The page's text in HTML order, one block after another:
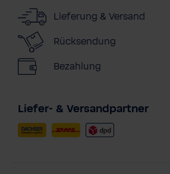
Lieferung & Versand
Rücksendung
Bezahlung
Liefer- & Versandpartner